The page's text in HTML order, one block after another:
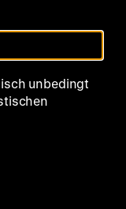
Museum
unbedingt